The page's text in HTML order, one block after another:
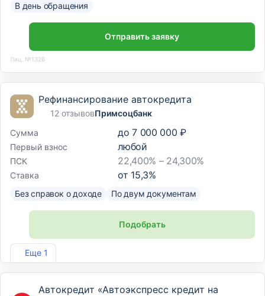
В день обращения
Отправить заявку
Лиц. №1326
Еще 1
Рефинансирование автокредита
12 отзывовПримсоцбанк
Сумма
до 7 000 000 ₽
Первый взнос любой
ПСК 22,400% – 24,300%
Ставка от 15,3%
Без справок о доходе По двум документам
Подобрать
Лиц. №2733
Автокредит «Автоэкспресс кредит на